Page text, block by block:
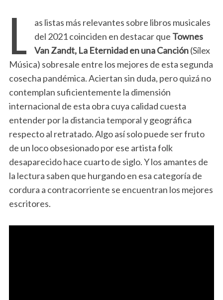
L
as listas más relevantes sobre libros musicales
del 2021 coinciden en destacar que Townes
Van Zandt, La Eternidad en una Canción(Sílex
Música) sobresale entre los mejores de esta segunda
cosecha pandémica. Aciertan sin duda, pero quizá no
contemplan suficientemente la dimensión
internacional de esta obra cuya calidad cuesta
entender por la distancia temporal y geográfica
respecto al retratado. Algo así solo puede ser fruto
de un loco obsesionado por ese artista folk
desaparecido hace cuarto de siglo. Y los amantes de
la lectura saben que hurgando en esa categoría de
cordura a contracorriente se encuentran los mejores
escritores.